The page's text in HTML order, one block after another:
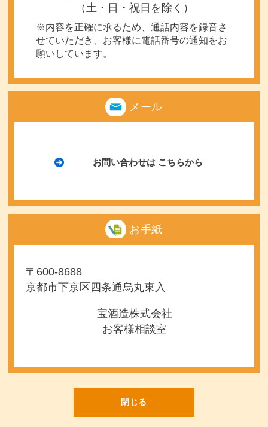
（土・日・祝日を除く）
※内容を正確に承るため、通話内容を録音さ
せていただき、お客様に電話番号の通知をお
願いしています。
メール
お問い合わせはこちらから
お手紙
〒600-8688
京都市下京区四条通烏丸東入
宝酒造株式会社
お客様相談室
閉じる